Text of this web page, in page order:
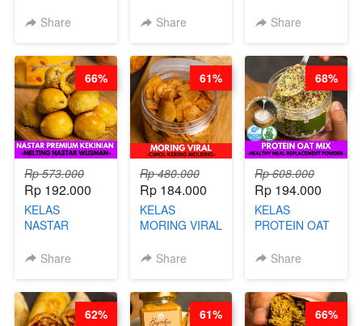
- TANPA SIRUP
Share
- HERBAL SKIN
ARISUDANA
Share
HITS JAKARTA
Share
Rp 573.000
Rp 192.000
KELAS
NASTAR
KEKINIAN -
WIJSMAN- BY
CHEF DITA
Share
66%
Rp 480.000
Rp 184.000
KELAS
MORING VIRAL
KERING
Share
61%
Rp 608.000
Rp 194.000
KELAS
PROTEIN OAT
MEAL
BARISTA
ARISUDANA
Share
68%
62% 61% 66%